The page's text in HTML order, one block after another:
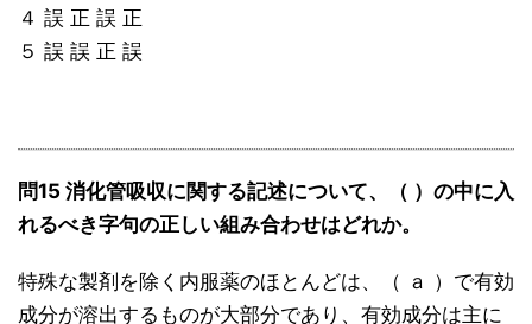
４ 誤 正 誤 正
５ 誤 誤 正 誤
問15 消化管吸収に関する記述について、（ ）の中に入
れるべき字句の正しい組み合わせはどれか。
特殊な製剤を除く内服薬のほとんどは、（ ａ ）で有効
成分が溶出するものが大部分であり、有効成分は主に